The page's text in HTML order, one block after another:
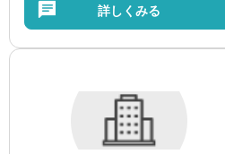
詳しくみる